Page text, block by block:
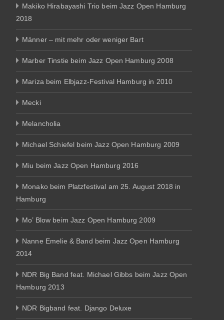
Makiko Hirabayashi Trio beim Jazz Open Hamburg
2018
Männer – mit mehr oder weniger Bart
Marber Tinstie beim Jazz Open Hamburg 2008
Mariza beim Elbjazz-Festival Hamburg in 2010
Mecki
Melancholia
Michael Schiefel beim Jazz Open Hamburg 2009
Miu beim Jazz Open Hamburg 2016
Monako beim Platzfestival am 25. August 2018 in
Hamburg
Mo’ Blow beim Jazz Open Hamburg 2009
Nanne Emelie & Band beim Jazz Open Hamburg
2014
NDR Big Band feat. Michael Gibbs beim Jazz Open
Hamburg 2013
NDR Bigband feat. Django Deluxe